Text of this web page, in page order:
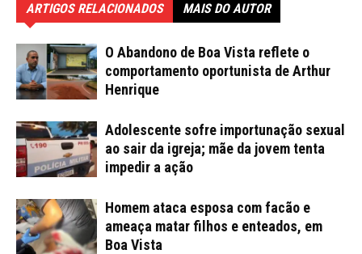
ARTIGOS RELACIONADOS MAIS DO AUTOR
O Abandono de Boa Vista reflete o
comportamento oportunista de Arthur
Henrique
Adolescente sofre importunação sexual
ao sair da igreja; mãe da jovem tenta
impedir a ação
Homem ataca esposa com facão e
ameaça matar filhos e enteados, em
Boa Vista